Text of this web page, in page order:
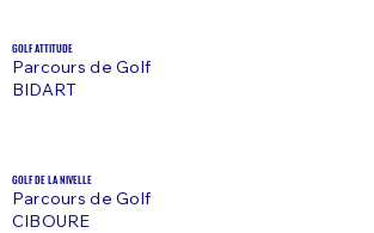
GOLF ATTITUDE
Parcours de Golf
BIDART
GOLF DE LA NIVELLE
Parcours de Golf
CIBOURE